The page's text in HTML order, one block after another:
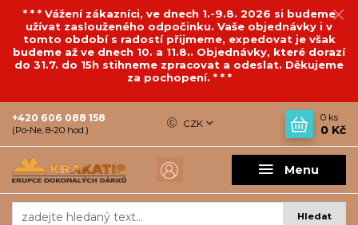
* * * Vážení zákazníci, ve dnech 1.-9.8. 2026 si budeme
užívat zaslouženého odpočinku. Vaše objednávky i v
tomto období s radostí přijmeme, expedovat je však
budeme až ve dnech 10. a 11.8.. Objednávky, které dorazí
do 31.7. do 15h stihneme zpracovat a odeslat. Děkujeme
za pochopení. * * *
Menu
CZK
Hledat
+420 606 088 158
(Po-Ne, 8-20 hod.)
0 ks
0 Kč